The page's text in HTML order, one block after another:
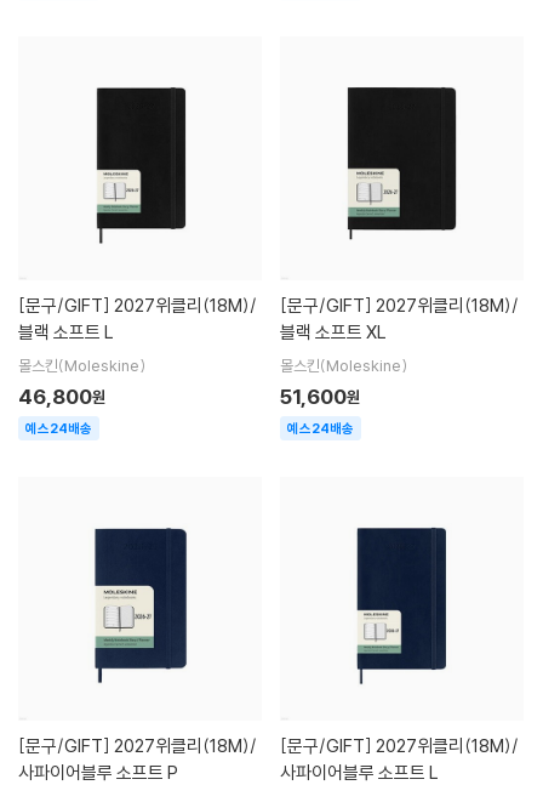
[문구/GIFT]
블랙 소프트 L
몰스킨(Moleskine)
46,800원
예스24배송
[문구/GIFT]
블랙 소프트 XL
몰스킨(Moleskine)
51,600원
예스24배송
[문구/GIFT]
사파이어블루 소프트 P
[문구/GIFT]
사파이어블루 소프트 L